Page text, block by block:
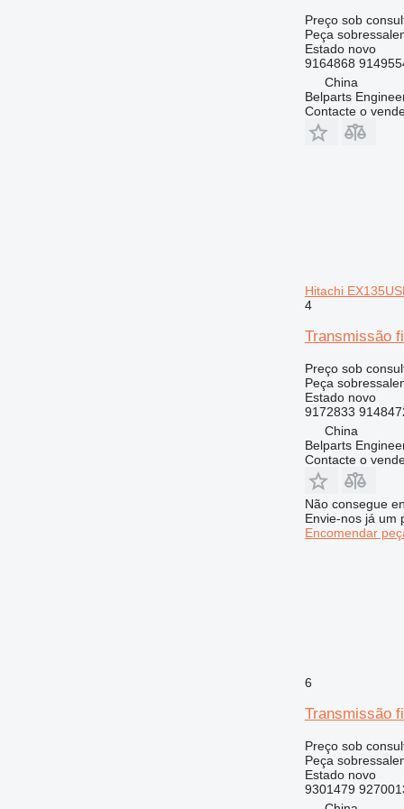
Preço sob
Peça
Estadonovo
9164868
China
Belparts
Contacte o
Hitachi
4
Transmissão
Preço sob
Peça
Estadonovo
9172833
China
Belparts
Contacte o
Não consegue
Envie-nos já um
Encomendar
6
Transmissão
Preço sob
Peça
Estadonovo
9301479